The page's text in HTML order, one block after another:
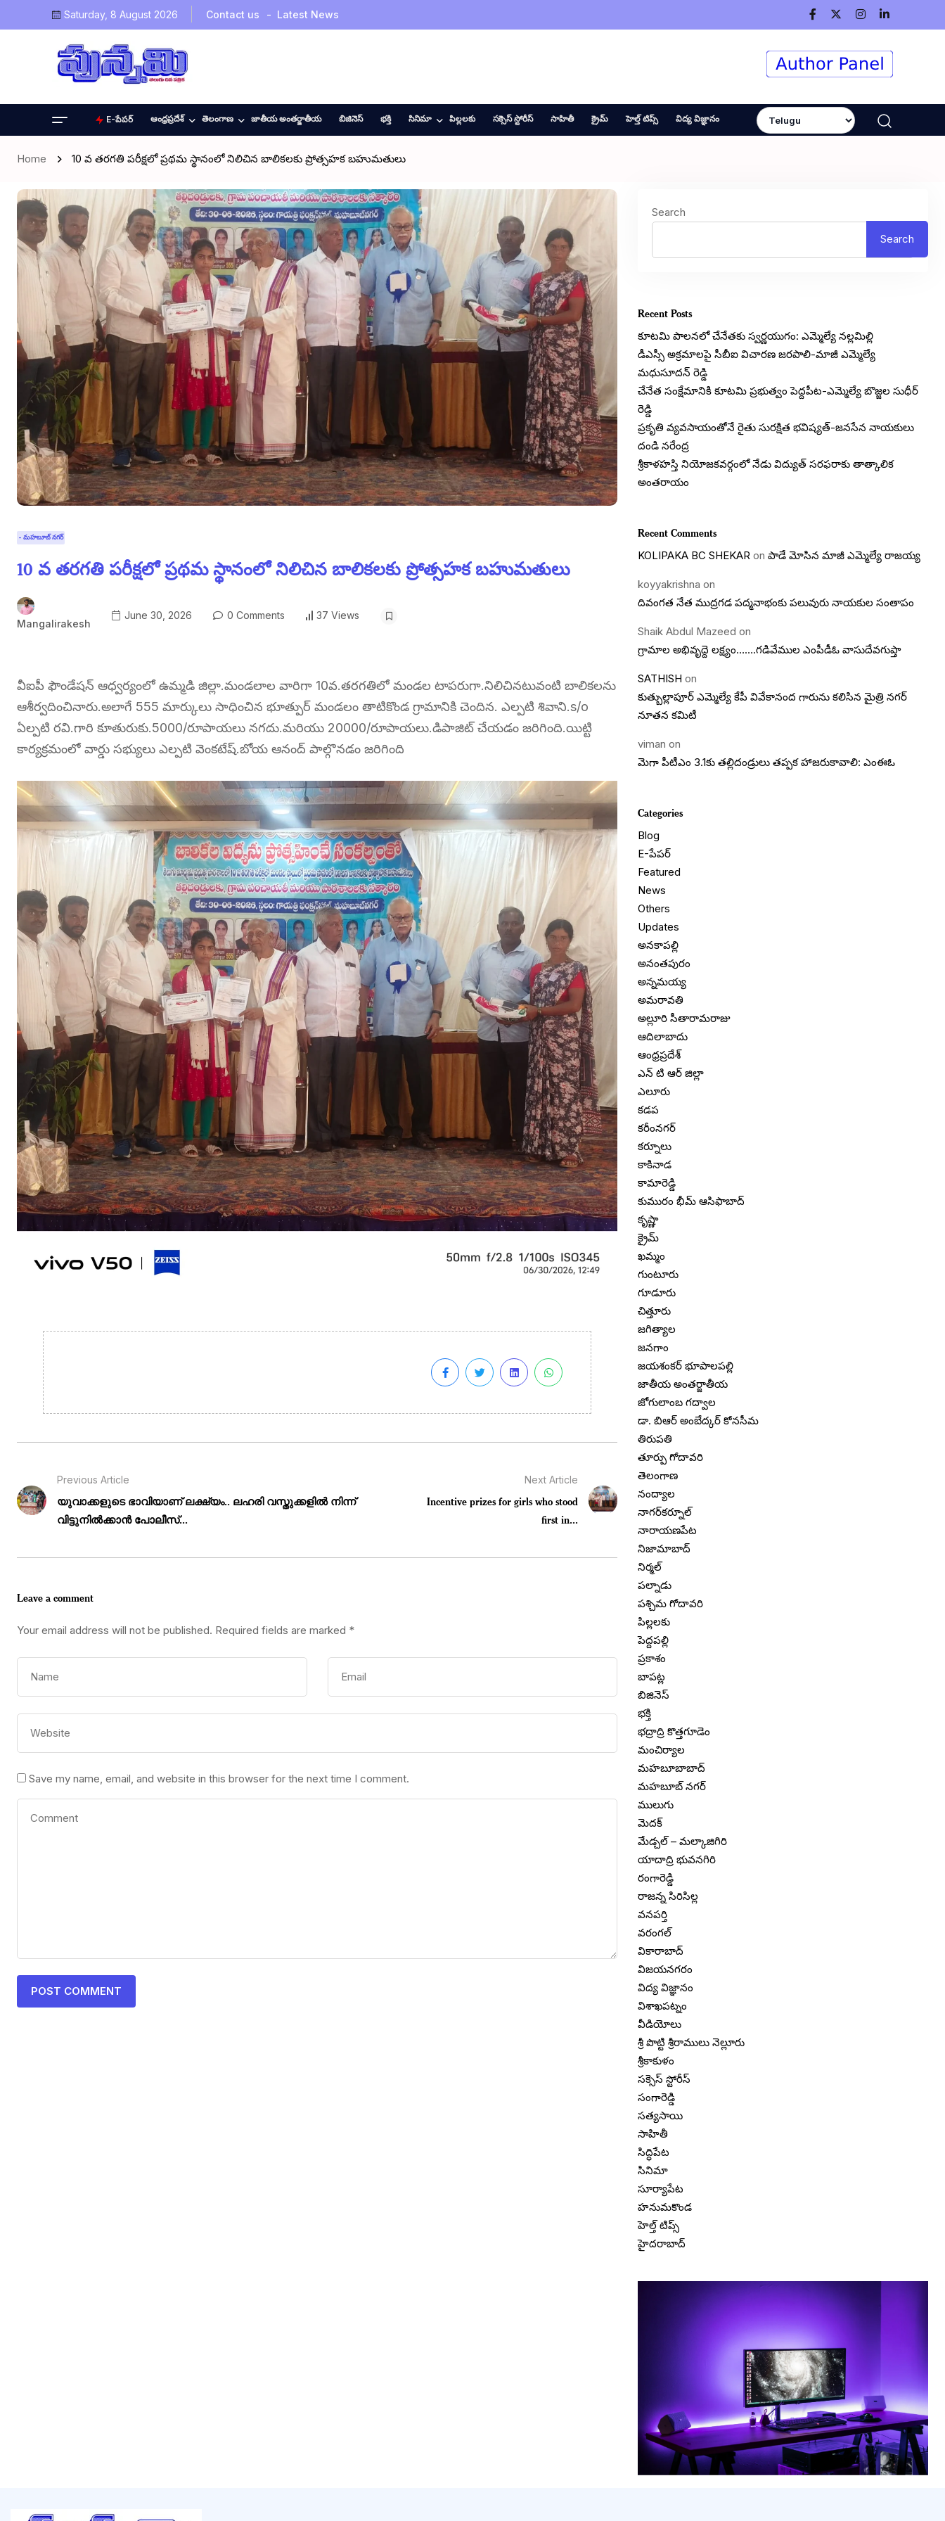
Saturday, 8 August 2026 Contact us Latest News
E-పేపర్ ఆంధ్రప్రదేశ్ తెలంగాణ జాతీయ అంతర్జాతీయ బిజినెస్ భక్తి సినిమా పిల్లలకు సక్సెస్ స్టోరీస్ సాహితీ క్రైమ్ హెల్త్ టిప్స్ విద్య విజ్ఞానం
Home 10 వ తరగతి పరీక్షలో ప్రథమ స్థానంలో నిలిచిన బాలికలకు ప్రోత్సహక బహుమతులు
- మహబూబ్ నగర్
10 వ తరగతి పరీక్షలో ప్రథమ స్థానంలో నిలిచిన బాలికలకు ప్రోత్సహక బహుమతులు
Mangalirakesh
June 30, 2026 0 Comments 37 Views
వీఐపీ ఫౌండేషన్ ఆధ్వర్యంలో ఉమ్మడి జిల్లా.మండలాల వారిగా 10వ.తరగతిలో మండల టాపరుగా.నిలిచినటువంటి బాలికలను
ఆశీర్వదించినారు.అలాగే 555 మార్కులు సాధించిన భూత్పుర్ మండలం తాటికొండ గ్రామానికి చెందిన. ఎల్పటి శివాని.s/o
ఏల్పటి రవి.గారి కూతురుకు.5000/రూపాయలు నగదు.మరియు 20000/రూపాయలు.డిపాజిట్ చేయడం జరిగింది.యిట్టి
కార్యక్రమంలో వార్డు సభ్యులు ఎల్పటి వెంకటేష్.బోయ ఆనంద్ పాల్గొనడం జరిగింది
Previous Article
യുവാക്കളുടെ ഭാവിയാണ് ലക്ഷ്യം.. ലഹരി വസ്തുക്കളിൽ നിന്ന്
വിട്ടുനിൽക്കാൻ പോലീസ്...
Next Article
Incentive prizes for girls who stood
first in...
Leave a comment
Your email address will not be published. Required fields are marked *
Save my name, email, and website in this browser for the next time I comment.
Search
Search
Recent Posts
కూటమి పాలనలో చేనేతకు స్వర్ణయుగం: ఎమ్మెల్యే నల్లమిల్లి
డీఎస్సీ అక్రమాలపై సీబీఐ విచారణ జరపాలి-మాజీ ఎమ్మెల్యే
మధుసూదన్ రెడ్డి
చేనేత సంక్షేమానికి కూటమి ప్రభుత్వం పెద్దపీట-ఎమ్మెల్యే బొజ్జల సుధీర్
రెడ్డి
ప్రకృతి వ్యవసాయంతోనే రైతు సురక్షిత భవిష్యత్-జనసేన నాయకులు
దండి నరేంద్ర
శ్రీకాళహస్తి నియోజకవర్గంలో నేడు విద్యుత్ సరఫరాకు తాత్కాలిక
అంతరాయం
Recent Comments
KOLIPAKA BC SHEKAR onపాడే మోసిన మాజీ ఎమ్మెల్యే రాజయ్య
koyyakrishna on
దివంగత నేత ముద్రగడ పద్మనాభంకు పలువురు నాయకుల సంతాపం
Shaik Abdul Mazeed on
గ్రామాల అభివృద్దె లక్ష్యం…….గడివేముల ఎంపీడీఓ వాసుదేవగుప్తా
SATHISH on
కుత్బుల్లాపూర్ ఎమ్మెల్యే కేపీ వివేకానంద గారును కలిసిన మైత్రి నగర్
నూతన కమిటీ
viman on
మెగా పీటీఎం 3.1కు తల్లిదండ్రులు తప్పక హాజరుకావాలి: ఎంఈఓ
Categories
Blog
E-పేపర్
Featured
News
Others
Updates
అనకాపల్లి
అనంతపురం
అన్నమయ్య
అమరావతి
అల్లూరి సీతారామరాజు
ఆదిలాబాదు
ఆంధ్రప్రదేశ్
ఎన్ టి ఆర్ జిల్లా
ఎలూరు
కడప
కరీంనగర్
కర్నూలు
కాకినాడ
కామారెడ్డి
కుమురం భీమ్ ఆసిఫాబాద్
కృష్ణా
క్రైమ్
ఖమ్మం
గుంటూరు
గూడూరు
చిత్తూరు
జగిత్యాల
జనగాం
జయశంకర్ భూపాలపల్లి
జాతీయ అంతర్జాతీయ
జోగులాంబ గద్వాల
డా. బిఆర్ అంబేద్కర్ కోనసీమ
తిరుపతి
తూర్పు గోదావరి
తెలంగాణ
నంద్యాల
నాగర్‌కర్నూల్
నారాయణపేట
నిజామాబాద్
నిర్మల్
పల్నాడు
పశ్చిమ గోదావరి
పిల్లలకు
పెద్దపల్లి
ప్రకాశం
బాపట్ల
బిజినెస్
భక్తి
భద్రాద్రి కొత్తగూడెం
మంచిర్యాల
మహబూబాబాద్
మహబూబ్ నగర్
ములుగు
మెదక్
మేడ్చల్ – మల్కాజిగిరి
యాదాద్రి భువనగిరి
రంగారెడ్డి
రాజన్న సిరిసిల్ల
వనపర్తి
వరంగల్
వికారాబాద్
విజయనగరం
విద్య విజ్ఞానం
విశాఖపట్నం
వీడియోలు
శ్రీ పొట్టి శ్రీరాములు నెల్లూరు
శ్రీకాకుళం
సక్సెస్ స్టోరీస్
సంగారెడ్డి
సత్యసాయి
సాహితీ
సిద్ధిపేట
సినిమా
సూర్యాపేట
హనుమకొండ
హెల్త్ టిప్స్
హైదరాబాద్